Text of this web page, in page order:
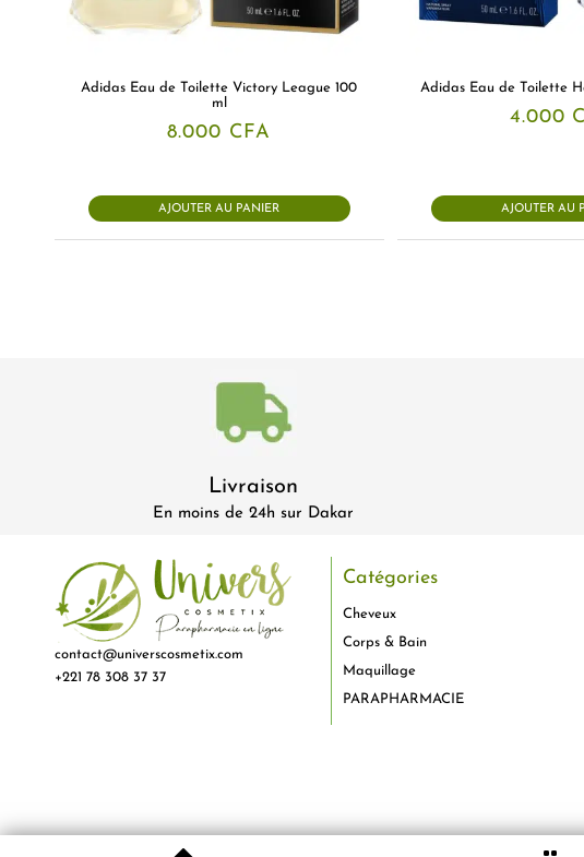
Adidas Eau de Toilette Victory League 100
ml
8.000 CFA
AJOUTER AU PANIER
Adidas Eau de Toilette
4.000
AJOUTER AU
Livraison
En moins de 24h sur Dakar
contact@universcosmetix.com
+221 78 308 37 37
Catégories
Cheveux
Corps & Bain
Maquillage
PARAPHARMACIE